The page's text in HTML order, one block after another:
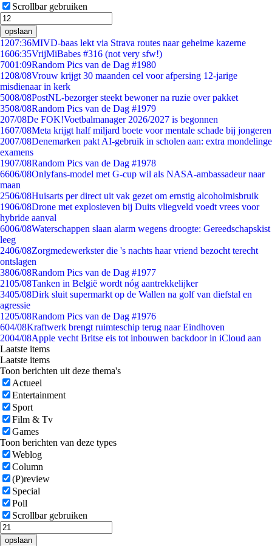
Scrollbar gebruiken
opslaan
1207:36MIVD-baas lekt via Strava routes naar geheime kazerne
1606:35VrijMiBabes #316 (not very sfw!)
7001:09Random Pics van de Dag #1980
1208/08Vrouw krijgt 30 maanden cel voor afpersing 12-jarige
misdienaar in kerk
5008/08PostNL-bezorger steekt bewoner na ruzie over pakket
3508/08Random Pics van de Dag #1979
207/08De FOK!Voetbalmanager 2026/2027 is begonnen
1607/08Meta krijgt half miljard boete voor mentale schade bij jongeren
2007/08Denemarken pakt AI-gebruik in scholen aan: extra mondelinge
examens
1907/08Random Pics van de Dag #1978
6606/08Onlyfans-model met G-cup wil als NASA-ambassadeur naar
maan
2506/08Huisarts per direct uit vak gezet om ernstig alcoholmisbruik
1906/08Drone met explosieven bij Duits vliegveld voedt vrees voor
hybride aanval
6006/08Waterschappen slaan alarm wegens droogte: Gereedschapskist
leeg
2406/08Zorgmedewerkster die 's nachts haar vriend bezocht terecht
ontslagen
3806/08Random Pics van de Dag #1977
2105/08Tanken in België wordt nóg aantrekkelijker
3405/08Dirk sluit supermarkt op de Wallen na golf van diefstal en
agressie
1205/08Random Pics van de Dag #1976
604/08Kraftwerk brengt ruimteschip terug naar Eindhoven
2004/08Apple vecht Britse eis tot inbouwen backdoor in iCloud aan
Laatste items
Laatste items
Toon berichten uit deze thema's
Actueel
Entertainment
Sport
Film & Tv
Games
Toon berichten van deze types
Weblog
Column
(P)review
Special
Poll
Scrollbar gebruiken
opslaan